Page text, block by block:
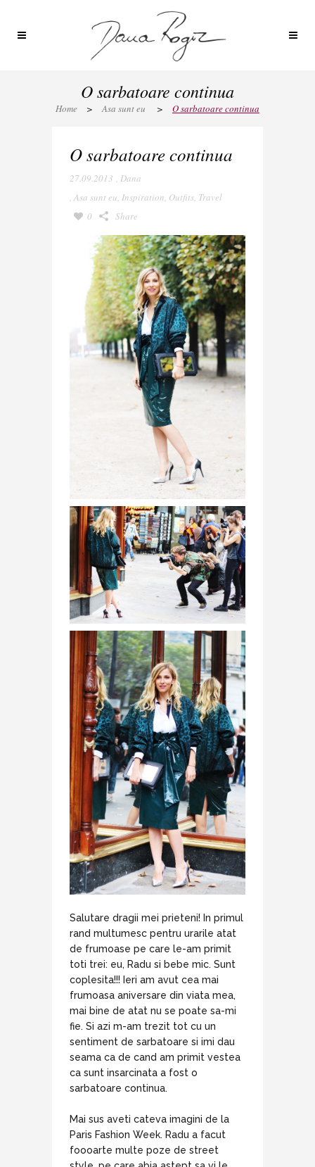
O sarbatoare continua
Home > Asa sunt eu > O sarbatoare continua
O sarbatoare continua
27.09.2013 , Dana
, Asa sunt eu, Inspiration, Outfits, Travel
0
Share
Salutare dragii mei prieteni! In primul
rand multumesc pentru urarile atat
de frumoase pe care le-am primit
toti trei: eu, Radu si bebe mic. Sunt
coplesita!!! Ieri am avut cea mai
frumoasa aniversare din viata mea,
mai bine de atat nu se poate sa-mi
fie. Si azi m-am trezit tot cu un
sentiment de sarbatoare si imi dau
seama ca de cand am primit vestea
ca sunt insarcinata a fost o
sarbatoare continua.
Mai sus aveti cateva imagini de la
Paris Fashion Week. Radu a facut
foooarte multe poze de street